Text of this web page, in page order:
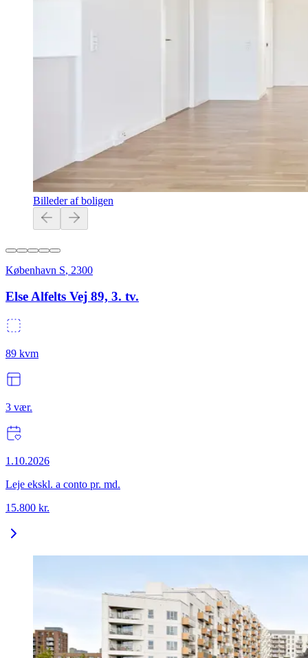
Billeder af boligen
København S, 2300
Else Alfelts Vej 89, 3. tv.
89 kvm
3 vær.
1.10.2026
Leje ekskl. a conto pr. md.
15.800 kr.